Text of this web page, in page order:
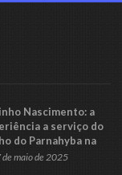
Nascimento: a
a serviço do
do Parnahyba na
C
de maio de 2025